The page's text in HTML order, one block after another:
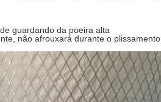
guardando da poeira alta
não afrouxará durante o plissamento.